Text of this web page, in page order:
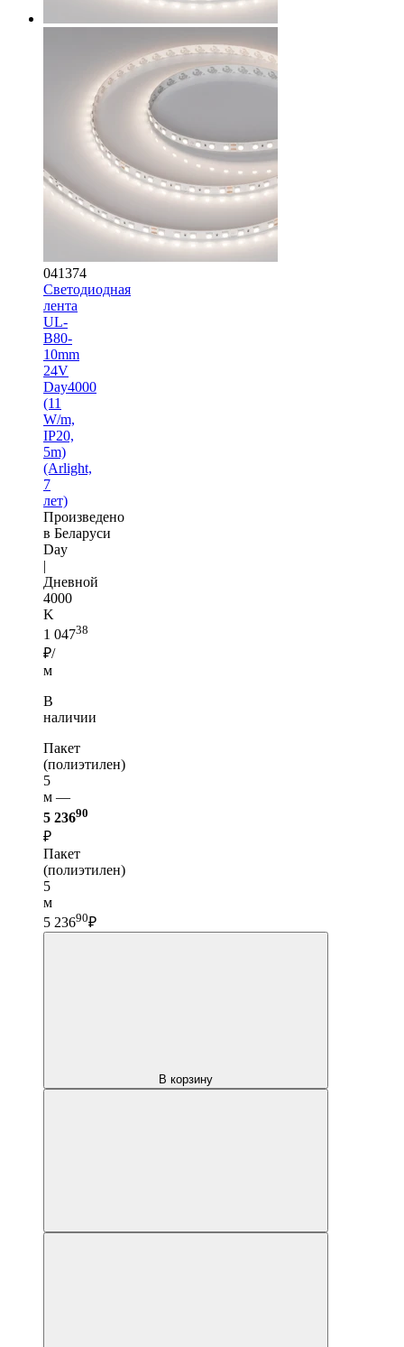
041374
Светодиодная
лента
UL-
B80-
10mm
24V
Day4000
(11
W/m,
IP20,
5m)
(Arlight,
7
лет)
Произведено
в Беларуси
Day
|
Дневной
4000
K
1 04738
₽/
м
В
наличии
Пакет
(полиэтилен)
5
м —
5 23690
₽
Пакет
(полиэтилен)
5
м
5 23690₽
В корзину